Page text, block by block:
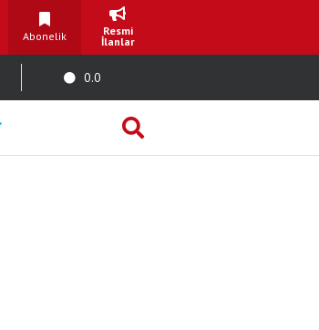
Abonelik
Resmi
İlanlar
0.0